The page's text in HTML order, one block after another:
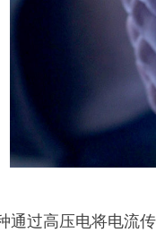
通过高压电将电流